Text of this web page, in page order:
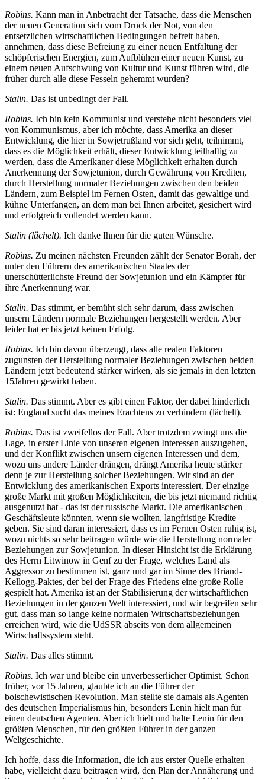
Robins. Kann man in Anbetracht der Tatsache, dass die Menschen
der neuen Generation sich vom Druck der Not, von den
entsetzlichen wirtschaftlichen Bedingungen befreit haben,
annehmen, dass diese Befreiung zu einer neuen Entfaltung der
schöpferischen Energien, zum Aufblühen einer neuen Kunst, zu
einem neuen Aufschwung von Kultur und Kunst führen wird, die
früher durch alle diese Fesseln gehemmt wurden?
Stalin. Das ist unbedingt der Fall.
Robins. Ich bin kein Kommunist und verstehe nicht besonders viel
von Kommunismus, aber ich möchte, dass Amerika an dieser
Entwicklung, die hier in Sowjetrußland vor sich geht, teilnimmt,
dass es die Möglichkeit erhält, dieser Entwicklung teilhaftig zu
werden, dass die Amerikaner diese Möglichkeit erhalten durch
Anerkennung der Sowjetunion, durch Gewährung von Krediten,
durch Herstellung normaler Beziehungen zwischen den beiden
Ländern, zum Beispiel im Fernen Osten, damit das gewaltige und
kühne Unterfangen, an dem man bei Ihnen arbeitet, gesichert wird
und erfolgreich vollendet werden kann.
Stalin (lächelt). Ich danke Ihnen für die guten Wünsche.
Robins. Zu meinen nächsten Freunden zählt der Senator Borah, der
unter den Führern des amerikanischen Staates der
unerschütterlichste Freund der Sowjetunion und ein Kämpfer für
ihre Anerkennung war.
Stalin. Das stimmt, er bemüht sich sehr darum, dass zwischen
unsern Ländern normale Beziehungen hergestellt werden. Aber
leider hat er bis jetzt keinen Erfolg.
Robins. Ich bin davon überzeugt, dass alle realen Faktoren
zugunsten der Herstellung normaler Beziehungen zwischen beiden
Ländern jetzt bedeutend stärker wirken, als sie jemals in den letzten
15Jahren gewirkt haben.
Stalin. Das stimmt. Aber es gibt einen Faktor, der dabei hinderlich
ist: England sucht das meines Erachtens zu verhindern (lächelt).
Robins. Das ist zweifellos der Fall. Aber trotzdem zwingt uns die
Lage, in erster Linie von unseren eigenen Interessen auszugehen,
und der Konflikt zwischen unsern eigenen Interessen und dem,
wozu uns andere Länder drängen, drängt Amerika heute stärker
denn je zur Herstellung solcher Beziehungen. Wir sind an der
Entwicklung des amerikanischen Exports interessiert. Der einzige
große Markt mit großen Möglichkeiten, die bis jetzt niemand richtig
ausgenutzt hat - das ist der russische Markt. Die amerikanischen
Geschäftsleute könnten, wenn sie wollten, langfristige Kredite
geben. Sie sind daran interessiert, dass es im Fernen Osten ruhig ist,
wozu nichts so sehr beitragen würde wie die Herstellung normaler
Beziehungen zur Sowjetunion. In dieser Hinsicht ist die Erklärung
des Herrn Litwinow in Genf zu der Frage, welches Land als
Aggressor zu bestimmen ist, ganz und gar im Sinne des Briand-
Kellogg-Paktes, der bei der Frage des Friedens eine große Rolle
gespielt hat. Amerika ist an der Stabilisierung der wirtschaftlichen
Beziehungen in der ganzen Welt interessiert, und wir begreifen sehr
gut, dass man so lange keine normalen Wirtschaftsbeziehungen
erreichen wird, wie die UdSSR abseits von dem allgemeinen
Wirtschaftssystem steht.
Stalin. Das alles stimmt.
Robins. Ich war und bleibe ein unverbesserlicher Optimist. Schon
früher, vor 15 Jahren, glaubte ich an die Führer der
bolschewistischen Revolution. Man stellte sie damals als Agenten
des deutschen Imperialismus hin, besonders Lenin hielt man für
einen deutschen Agenten. Aber ich hielt und halte Lenin für den
größten Menschen, für den größten Führer in der ganzen
Weltgeschichte.
Ich hoffe, dass die Information, die ich aus erster Quelle erhalten
habe, vielleicht dazu beitragen wird, den Plan der Annäherung und